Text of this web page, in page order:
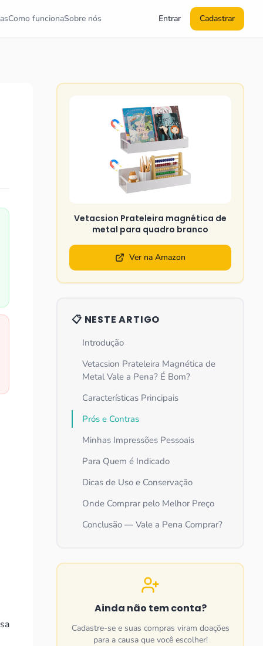
Como funcionaSobre nós Entrar Cadastrar
Vetacsion Prateleira magnética de
metal para quadro branco
Ver na Amazon
📋 NESTE ARTIGO
Introdução
Vetacsion Prateleira Magnética de
Metal Vale a Pena? É Bom?
Características Principais
Prós e Contras
Minhas Impressões Pessoais
Para Quem é Indicado
Dicas de Uso e Conservação
Onde Comprar pelo Melhor Preço
Conclusão — Vale a Pena Comprar?
Ainda não tem conta?
Cadastre-se e suas compras viram doações
para a causa que você escolher!